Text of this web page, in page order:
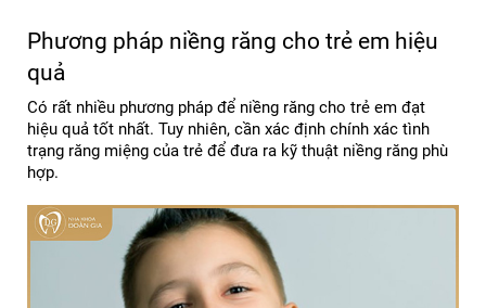
Phương pháp niềng răng cho trẻ em hiệu
quả
Có rất nhiều phương pháp để niềng răng cho trẻ em đạt
hiệu quả tốt nhất. Tuy nhiên, cần xác định chính xác tình
trạng răng miệng của trẻ để đưa ra kỹ thuật niềng răng phù
hợp.